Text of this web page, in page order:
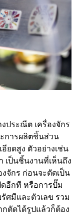
ประณีต เครื่องจักร
การผลิตชิ้นส่วน
ยดสูง ตัวอย่างเช่น
เป็นชิ้นงานที่เห็นถึง
งจักร ก่อนจะตัดเป็น
อีกที หรือการปั๊ม
ศมีและตัวเลข รวม
ตัดได้รูปแล้วก็ต้อง